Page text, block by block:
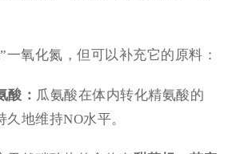
一氧化氮，但可以补充它的原料：
： 瓜氨酸在体内转化精氨酸的
地维持NO水平。